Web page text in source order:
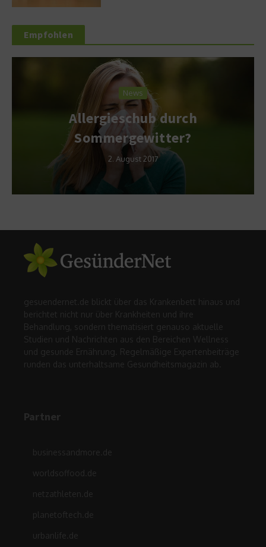
Empfohlen
News
Allergieschub durch
Sommergewitter?
2. August 2017
gesuendernet.de blickt über das Krankenbett hinaus und
berichtet nicht nur über Krankheiten und ihre
Behandlung, sondern thematisiert genauso aktuelle
Studien und Nachrichten aus den Bereichen Wellness
und gesunde Ernährung. Regelmäßige Expertenbeiträge
runden das unterhaltsame Gesundheitsmagazin ab.
Partner
businessandmore.de
worldsoffood.de
netzathleten.de
planetoftech.de
urbanlife.de